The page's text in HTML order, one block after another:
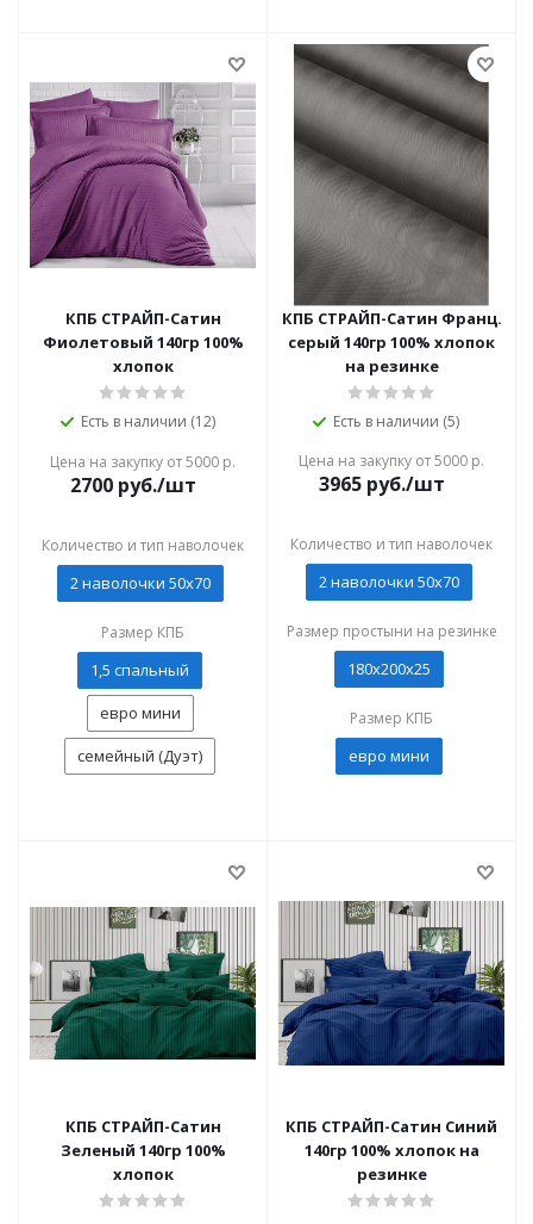
КПБ СТРАЙП-Сатин
Фиолетовый 140гр 100%
хлопок
Есть в наличии (12)
Цена на закупку от 5000 р.
2700 руб./шт
Количество и тип наволочек
2 наволочки 50x70
Размер КПБ
1,5 спальный
евро мини
семейный (Дуэт)
КПБ СТРАЙП-Сатин Франц.
серый 140гр 100% хлопок
на резинке
Есть в наличии (5)
Цена на закупку от 5000 р.
3965 руб./шт
Количество и тип наволочек
2 наволочки 50x70
Размер простыни на резинке
180x200x25
Размер КПБ
евро мини
КПБ СТРАЙП-Сатин
Зеленый 140гр 100%
хлопок
КПБ СТРАЙП-Сатин Синий
140гр 100% хлопок на
резинке